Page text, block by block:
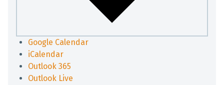
Google Calendar
iCalendar
Outlook 365
Outlook Live